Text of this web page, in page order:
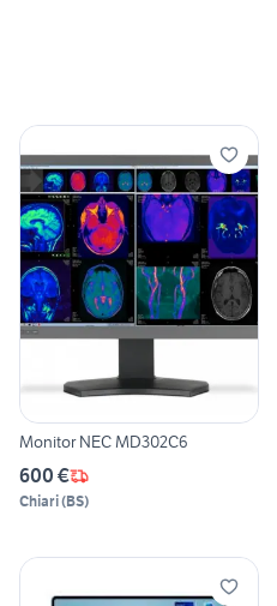
Monitor NEC MD302C6
600 €
Chiari(BS)